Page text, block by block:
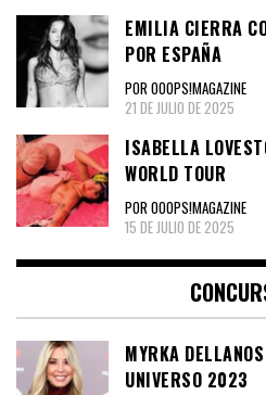
EMILIA CIERRA
POR ESPAÑA
POR OOOPS!MAGAZINE
21 DE JULIO DE 2025
ISABELLA
WORLD TOUR
POR OOOPS!MAGAZINE
15 DE JULIO DE 2025
MYRKA
UNIVERSO 2023